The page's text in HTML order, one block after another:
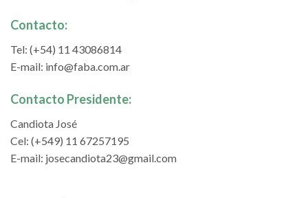
Contacto:
Tel: (+54) 11 43086814
E-mail: info@faba.com.ar
Contacto Presidente:
Candiota José
Cel: (+549) 11 67257195
E-mail: josecandiota23@gmail.com